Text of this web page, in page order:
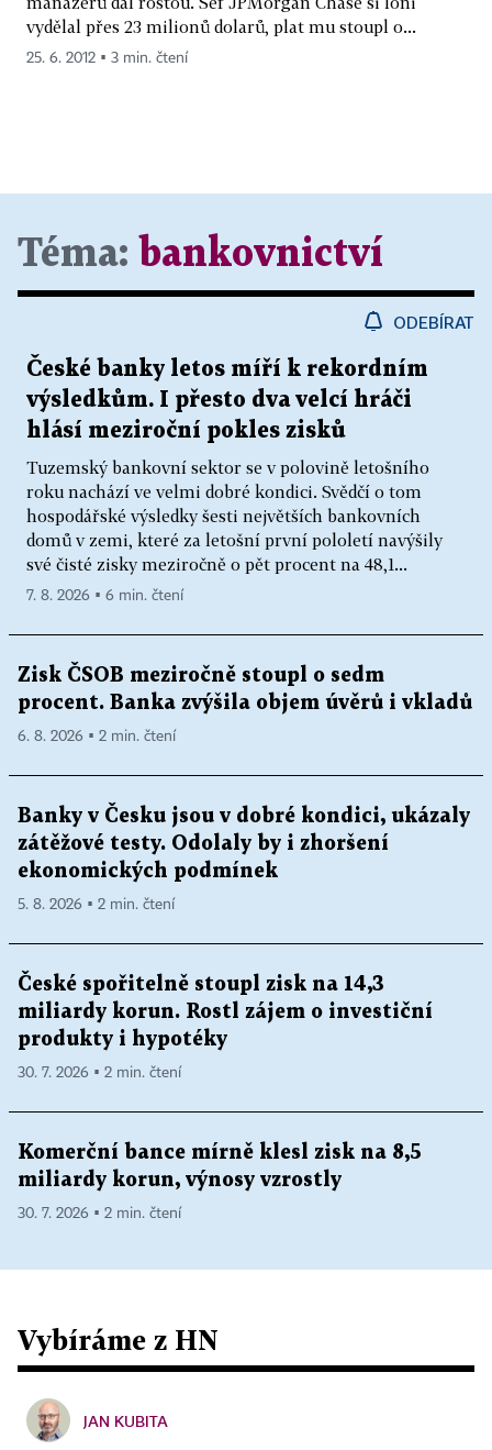
vydělal přes 23 milionů dolarů, plat mu stoupl o...
25. 6. 2012 ▪ 3 min. čtení
Téma: bankovnictví
ODEBÍRAT
České banky letos míří k rekordním
výsledkům. I přesto dva velcí hráči
hlásí meziroční pokles zisků
Tuzemský bankovní sektor se v polovině letošního
roku nachází ve velmi dobré kondici. Svědčí o tom
hospodářské výsledky šesti největších bankovních
domů v zemi, které za letošní první pololetí navýšily
své čisté zisky meziročně o pět procent na 48,1...
7. 8. 2026 ▪ 6 min. čtení
Zisk ČSOB meziročně stoupl o sedm
procent. Banka zvýšila objem úvěrů i vkladů
6. 8. 2026 ▪ 2 min. čtení
Banky v Česku jsou v dobré kondici, ukázaly
zátěžové testy. Odolaly by i zhoršení
ekonomických podmínek
5. 8. 2026 ▪ 2 min. čtení
České spořitelně stoupl zisk na 14,3
miliardy korun. Rostl zájem o investiční
produkty i hypotéky
30. 7. 2026 ▪ 2 min. čtení
Komerční bance mírně klesl zisk na 8,5
miliardy korun, výnosy vzrostly
30. 7. 2026 ▪ 2 min. čtení
Vybíráme z HN
JAN KUBITA